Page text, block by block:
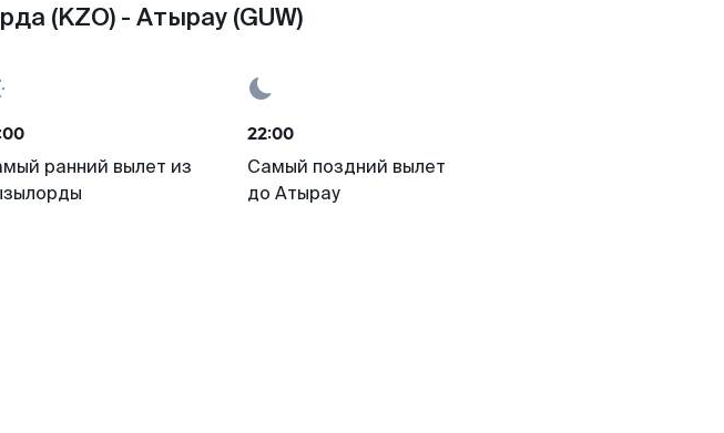
(KZO) - Атырау (GUW)
ранний вылет из
22:00
Самый поздний вылет
до Атырау